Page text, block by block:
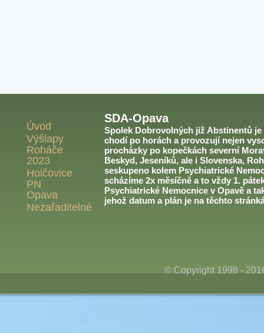
Úvod
Výšlapy
Roháče
2023
Holčovice
PN
Opava
Nezařaditelné
SDA-Opava
Spolek Dobrovolných již Abstinentů
chodí po horách a provozují nejen
procházky po kopečkách severní
Beskyd, Jeseníků, ale i Slovenska,
seskupeno kolem Psychiatrické
scházíme 2x měsíčně a to vždy 1.
Psychiatrické Nemocnice v Opavě a
jehož datum a plán je na těchto
© Copyright 1998 -